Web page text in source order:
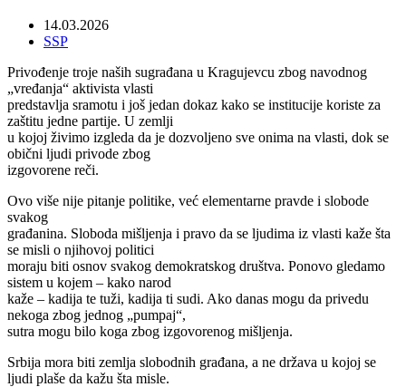
14.03.2026
SSP
Privođenje troje naših sugrađana u Kragujevcu zbog navodnog
„vređanja“ aktivista vlasti
predstavlja sramotu i još jedan dokaz kako se institucije koriste za
zaštitu jedne partije. U zemlji
u kojoj živimo izgleda da je dozvoljeno sve onima na vlasti, dok se
obični ljudi privode zbog
izgovorene reči.
Ovo više nije pitanje politike, već elementarne pravde i slobode
svakog
građanina. Sloboda mišljenja i pravo da se ljudima iz vlasti kaže šta
se misli o njihovoj politici
moraju biti osnov svakog demokratskog društva. Ponovo gledamo
sistem u kojem – kako narod
kaže – kadija te tuži, kadija ti sudi. Ako danas mogu da privedu
nekoga zbog jednog „pumpaj“,
sutra mogu bilo koga zbog izgovorenog mišljenja.
Srbija mora biti zemlja slobodnih građana, a ne država u kojoj se
ljudi plaše da kažu šta misle.